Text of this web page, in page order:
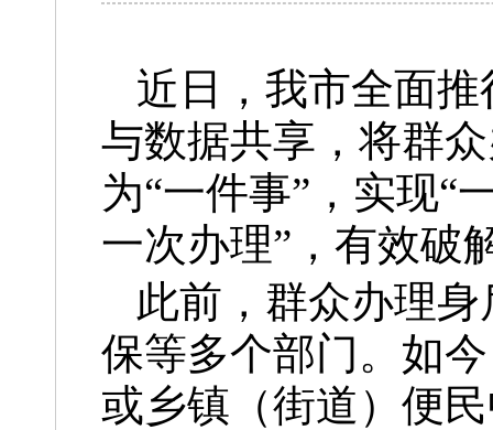
近日，我市全面
与数据共享，将群
为“一件事”，实现“
一次办理”，有效破
此前，群众办理
保等多个部门。如
或乡镇（街道）便